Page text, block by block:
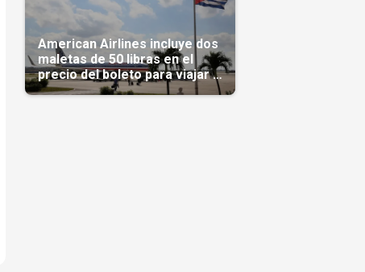
American Airlines incluye dos
maletas de 50 libras en el
precio del boleto para viajar a
Cuba en agosto